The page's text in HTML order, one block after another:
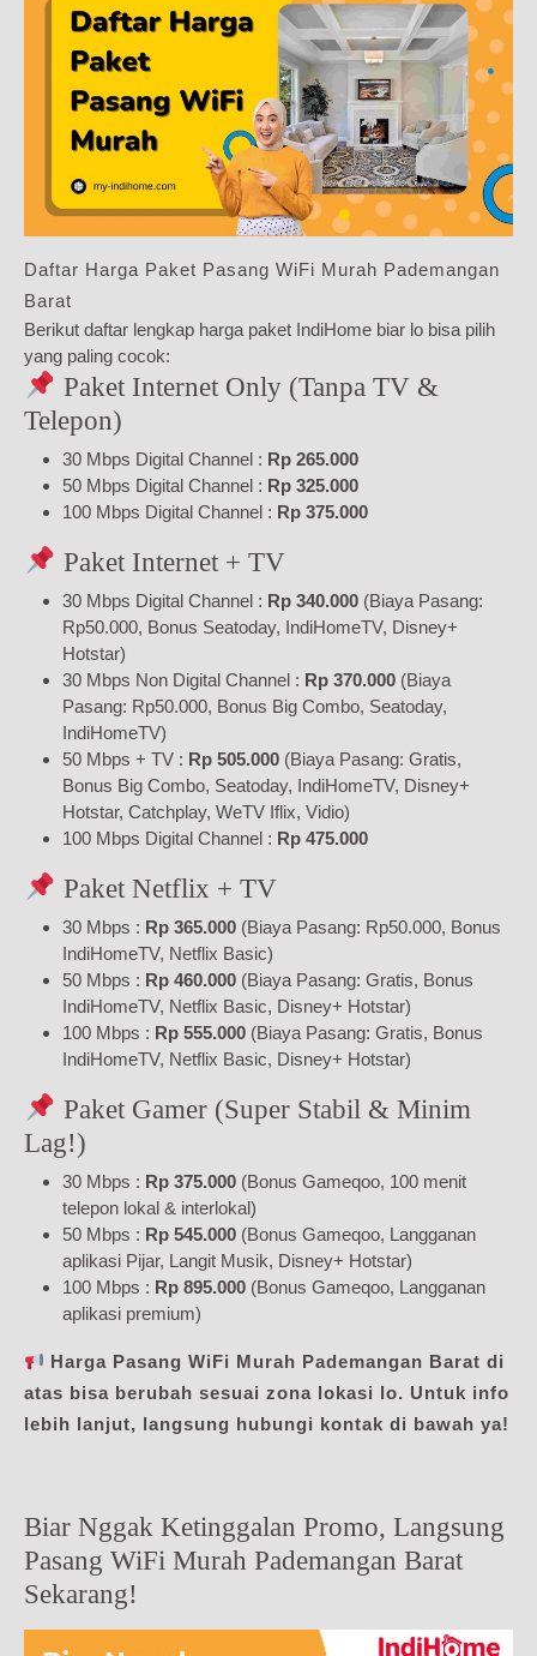
Daftar Harga Paket Pasang WiFi Murah Pademangan
Barat
Berikut daftar lengkap harga paket IndiHome biar lo bisa pilih
yang paling cocok:
Paket Internet Only (Tanpa TV &
Telepon)
30 Mbps Digital Channel : Rp 265.000
50 Mbps Digital Channel : Rp 325.000
100 Mbps Digital Channel : Rp 375.000
Paket Internet + TV
30 Mbps Digital Channel : Rp 340.000 (Biaya Pasang:
Rp50.000, Bonus Seatoday, IndiHomeTV, Disney+
Hotstar)
30 Mbps Non Digital Channel : Rp 370.000 (Biaya
Pasang: Rp50.000, Bonus Big Combo, Seatoday,
IndiHomeTV)
50 Mbps + TV : Rp 505.000 (Biaya Pasang: Gratis,
Bonus Big Combo, Seatoday, IndiHomeTV, Disney+
Hotstar, Catchplay, WeTV Iflix, Vidio)
100 Mbps Digital Channel : Rp 475.000
Paket Netflix + TV
30 Mbps : Rp 365.000 (Biaya Pasang: Rp50.000, Bonus
IndiHomeTV, Netflix Basic)
50 Mbps : Rp 460.000 (Biaya Pasang: Gratis, Bonus
IndiHomeTV, Netflix Basic, Disney+ Hotstar)
100 Mbps : Rp 555.000 (Biaya Pasang: Gratis, Bonus
IndiHomeTV, Netflix Basic, Disney+ Hotstar)
Paket Gamer (Super Stabil & Minim
Lag!)
30 Mbps : Rp 375.000 (Bonus Gameqoo, 100 menit
telepon lokal & interlokal)
50 Mbps : Rp 545.000 (Bonus Gameqoo, Langganan
aplikasi Pijar, Langit Musik, Disney+ Hotstar)
100 Mbps : Rp 895.000 (Bonus Gameqoo, Langganan
aplikasi premium)
Harga Pasang WiFi Murah Pademangan Barat di
atas bisa berubah sesuai zona lokasi lo. Untuk info
lebih lanjut, langsung hubungi kontak di bawah ya!
Biar Nggak Ketinggalan Promo, Langsung
Pasang WiFi Murah Pademangan Barat
Sekarang!